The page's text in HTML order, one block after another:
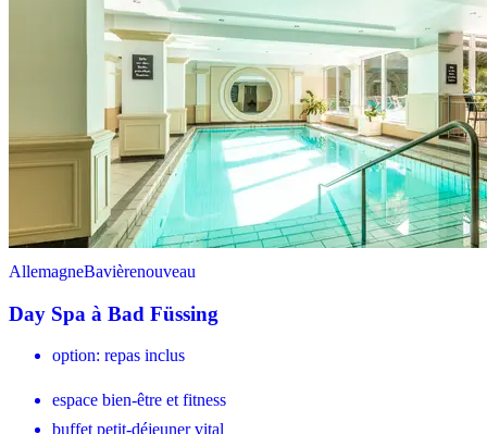
AllemagneBavièrenouveau
Day Spa à Bad Füssing
option: repas inclus
espace bien-être et fitness
buffet petit-déjeuner vital